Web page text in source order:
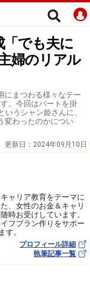
「でも夫に
婦のリアル
にまつわる様々なテー
。今回はパートを掛
うシャン姫さんに、
変わったのかについ
更新日： 2024年09月10日
ャリア教育をテーマに
、女性のお金＆キャリ
時お受けしています。
フプラン作りをサポー
す。
プロフィール詳細
執筆記事一覧